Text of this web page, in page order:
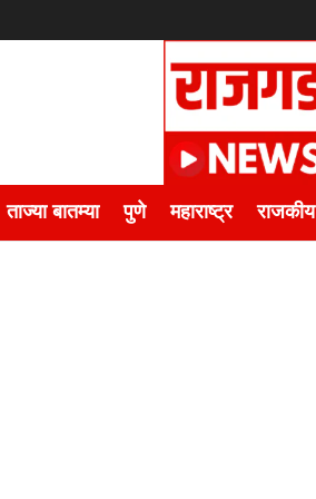
ताज्या बातम्या पुणे महाराष्ट्र राजकीय